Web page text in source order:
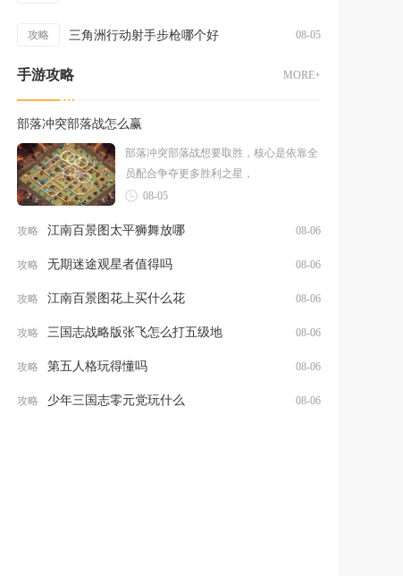
攻略 三角洲行动射手步枪哪个好 08-05
手游攻略 MORE+
部落冲突部落战怎么赢
部落冲突部落战想要取胜，核心是依靠全
员配合争夺更多胜利之星，
08-05
攻略 江南百景图太平狮舞放哪 08-06
攻略 无期迷途观星者值得吗 08-06
攻略 江南百景图花上买什么花 08-06
攻略 三国志战略版张飞怎么打五级地 08-06
攻略 第五人格玩得懂吗 08-06
攻略 少年三国志零元党玩什么 08-06